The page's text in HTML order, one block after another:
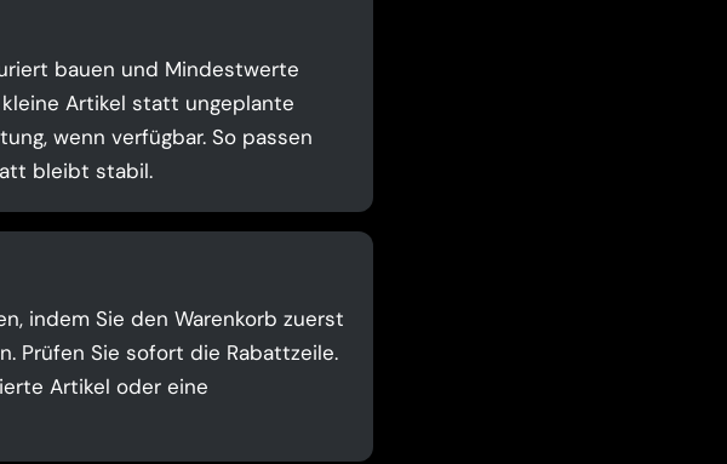
bauen und Mindestwerte
Artikel statt ungeplante
wenn verfügbar. So passen
bleibt stabil.
indem Sie den Warenkorb zuerst
Prüfen Sie sofort die Rabattzeile.
Artikel oder eine